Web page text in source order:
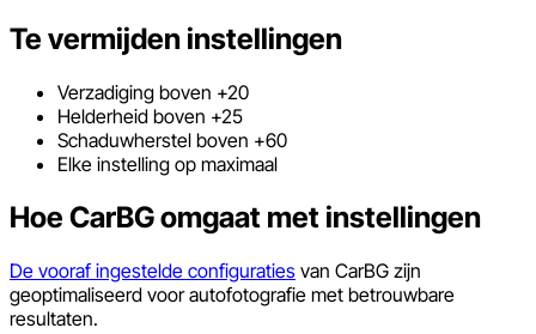
Te vermijden instellingen
Verzadiging boven +20
Helderheid boven +25
Schaduwherstel boven +60
Elke instelling op maximaal
Hoe CarBG omgaat met instellingen
De vooraf ingestelde configuraties van CarBG zijn
geoptimaliseerd voor autofotografie met betrouwbare
resultaten.